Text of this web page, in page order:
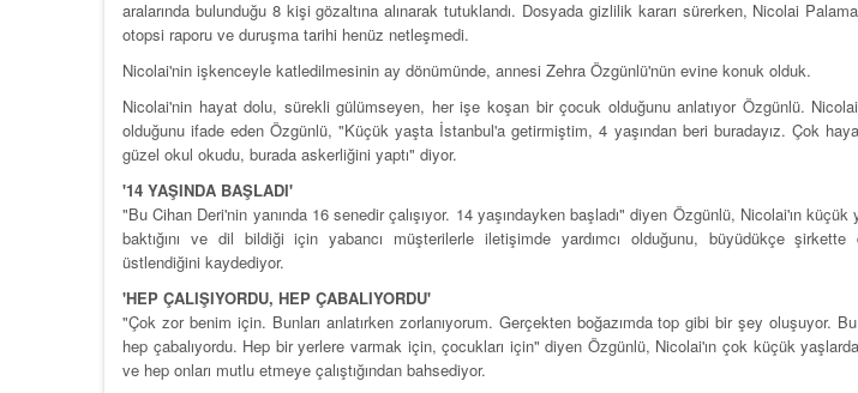
aralarında bulunduğu 8 kişi gözaltına alınarak tutuklandı. Dosyada gizlilik kararı sürerken, Nicolai
otopsi raporu ve duruşma tarihi henüz netleşmedi.
Nicolai'nin işkenceyle katledilmesinin ay dönümünde, annesi Zehra Özgünlü'nün evine konuk olduk.
Nicolai'nin hayat dolu, sürekli gülümseyen, her işe koşan bir çocuk olduğunu anlatıyor Özgünlü.
olduğunu ifade eden Özgünlü, "Küçük yaşta İstanbul'a getirmiştim, 4 yaşından beri buradayız. Çok
güzel okul okudu, burada askerliğini yaptı" diyor.
'14 YAŞINDA BAŞLADI'
"Bu Cihan Deri'nin yanında 16 senedir çalışıyor. 14 yaşındayken başladı" diyen Özgünlü, Nicolai'ın
baktığını ve dil bildiği için yabancı müşterilerle iletişimde yardımcı olduğunu, büyüdükçe
üstlendiğini kaydediyor.
'HEP ÇALIŞIYORDU, HEP ÇABALIYORDU'
"Çok zor benim için. Bunları anlatırken zorlanıyorum. Gerçekten boğazımda top gibi bir şey oluşuyor.
hep çabalıyordu. Hep bir yerlere varmak için, çocukları için" diyen Özgünlü, Nicolai'ın çok küçük
ve hep onları mutlu etmeye çalıştığından bahsediyor.